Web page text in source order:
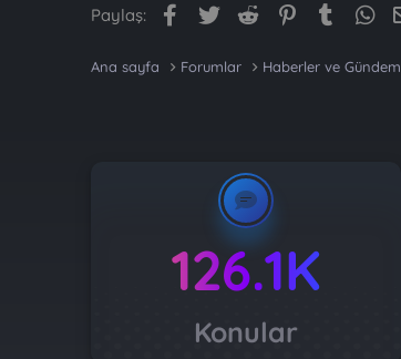
Paylaş: Facebook
Twitter Reddit PinterestTumblr
Ana sayfa Forumlar Haberler ve Gündem
126.1K
Konular